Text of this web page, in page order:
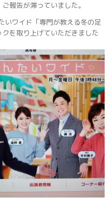
報告が滞っていました。
ワイド「専門が教える冬の足
を取り上げていただきました